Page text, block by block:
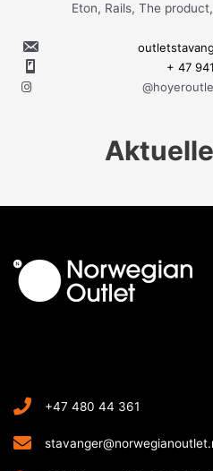
Eton, Rails, The
+ 47
+47 480 44 361